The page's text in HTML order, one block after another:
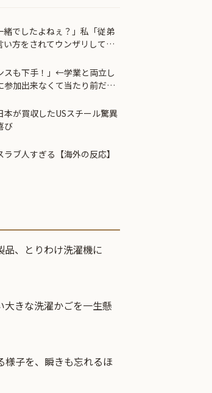
でしたよねぇ？」私「従弟
方をされてウンザリして…
スも下手！」←学業と両立し
参加出来なくて当たり前だ
が買収したUSスチール驚異
び
ラブ人すぎる【海外の反応】
、とりわけ洗濯機に
きな洗濯かごを一生懸
様子を、瞬きも忘れるほ